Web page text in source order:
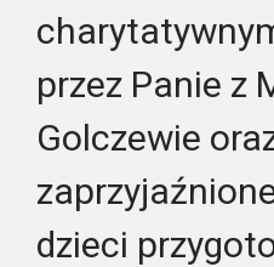
przez Panie z
Golczewie
dzieci